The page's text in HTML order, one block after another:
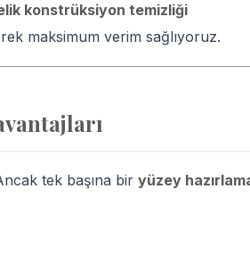
konstrüksiyon temizliği
maksimum verim sağlıyoruz.
tek başına bir yüzey